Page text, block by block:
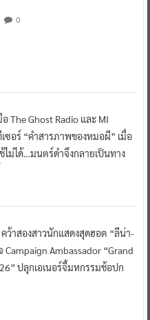
0
The Ghost Radio และ MI
เซอร์ “คำสารภาพของหมอผี” เมื่อ
ไม่ได้…มนตร์ดำจึงกลายเป็นทาง
ว้าสองสาวนักแสดงสุดฮอต “ลีน่า-
Ambassador “Grand
ปลุกเอเนอร์จี้มหกรรมช้อปก